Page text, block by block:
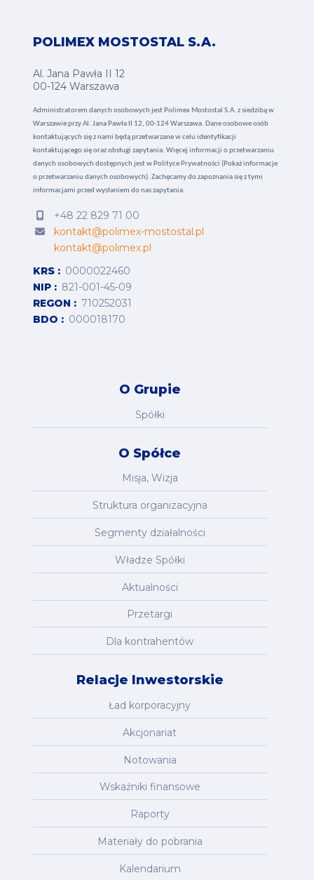
POLIMEX MOSTOSTAL S.A.
Al. Jana Pawła II 12
00-124 Warszawa
Administratorem danych osobowych jest Polimex Mostostal S.A. z siedzibą w
Warszawie przy Al. Jana Pawła II 12, 00-124 Warszawa. Dane osobowe osób
kontaktujących się z nami będą przetwarzane w celu identyfikacji
kontaktującego się oraz obsługi zapytania. Więcej informacji o przetwarzaniu
danych osobowych dostępnych jest w Polityce Prywatności (Pokaż informacje
o przetwarzaniu danych osobowych). Zachęcamy do zapoznania się z tymi
informacjami przed wysłaniem do nas zapytania.
+48 22 829 71 00
kontakt@polimex-mostostal.pl
kontakt@polimex.pl
KRS
0000022460
NIP
821-001-45-09
REGON
710252031
BDO
000018170
O Grupie
Spółki
O Spółce
Misja, Wizja
Struktura organizacyjna
Segmenty działalności
Władze Spółki
Aktualności
Przetargi
Dla kontrahentów
Relacje Inwestorskie
Ład korporacyjny
Akcjonariat
Notowania
Wskaźniki finansowe
Raporty
Materiały do pobrania
Kalendarium